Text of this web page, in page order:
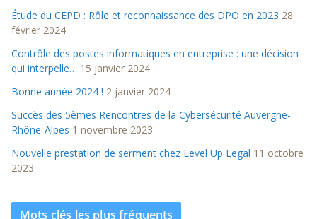
Étude du CEPD : Rôle et reconnaissance des DPO en 2023 28
février 2024
Contrôle des postes informatiques en entreprise : une décision
qui interpelle… 15 janvier 2024
Bonne année 2024 ! 2 janvier 2024
Succès des 5èmes Rencontres de la Cybersécurité Auvergne-
Rhône-Alpes 1 novembre 2023
Nouvelle prestation de serment chez Level Up Legal 11 octobre
2023
Mots clés les plus fréquents